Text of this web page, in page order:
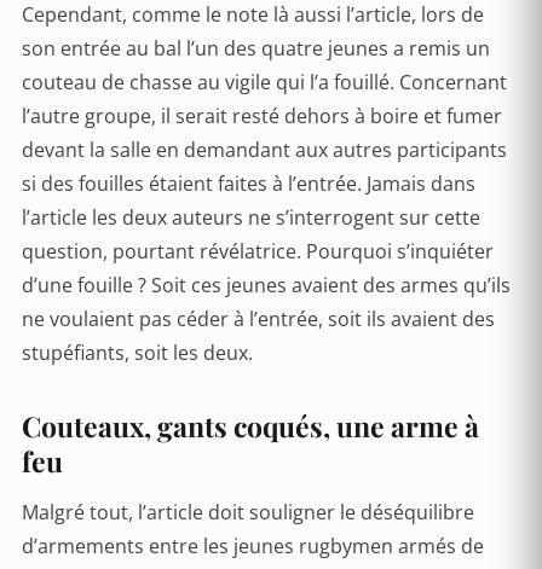
Cependant, comme le note là aussi l’article, lors de
son entrée au bal l’un des quatre jeunes a remis un
couteau de chasse au vigile qui l’a fouillé. Concernant
l’autre groupe, il serait resté dehors à boire et fumer
devant la salle en demandant aux autres participants
si des fouilles étaient faites à l’entrée. Jamais dans
l’article les deux auteurs ne s’interrogent sur cette
question, pourtant révélatrice. Pourquoi s’inquiéter
d’une fouille ? Soit ces jeunes avaient des armes qu’ils
ne voulaient pas céder à l’entrée, soit ils avaient des
stupéfiants, soit les deux.
Couteaux, gants coqués, une arme à
feu
Malgré tout, l’article doit souligner le déséquilibre
d’armements entre les jeunes rugbymen armés de